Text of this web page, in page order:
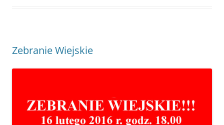
Zebranie Wiejskie